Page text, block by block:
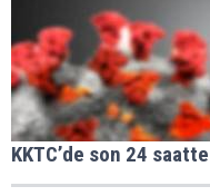
KKTC’de son 24